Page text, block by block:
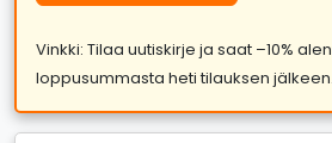
Vinkki: Tilaa uutiskirje ja saat –10%
loppusummasta heti tilauksen jälkeen.